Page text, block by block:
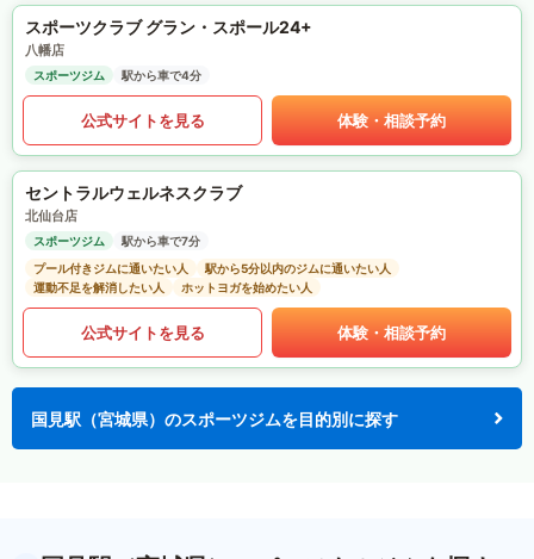
スポーツクラブ グラン・スポール24+
八幡店
スポーツジム 駅から車で4分
公式サイトを見る 体験・相談予約
セントラルウェルネスクラブ
北仙台店
スポーツジム
駅から車で7分
プール付きジムに通いたい人
駅から5分以内のジムに通いたい人
運動不足を解消したい人
ホットヨガを始めたい人
公式サイトを見る 体験・相談予約
国見駅（宮城県）のスポーツジムを目的別に探す